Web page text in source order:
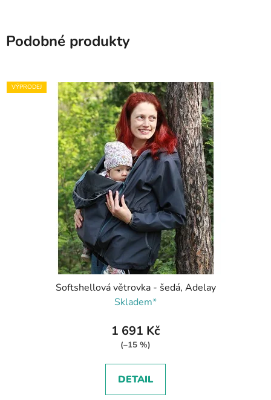
Podobné produkty
VÝPRODEJ
Softshellová větrovka - šedá, Adelay
Skladem*
1 691 Kč
(–15 %)
DETAIL